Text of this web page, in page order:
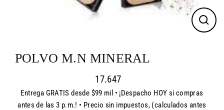
POLVO M.N MINERAL
Precio
17.647
Entrega GRATIS desde $99 mil • ¡Despacho HOY si compras
antes de las 3 p.m.! • Precio sin impuestos, (calculados antes